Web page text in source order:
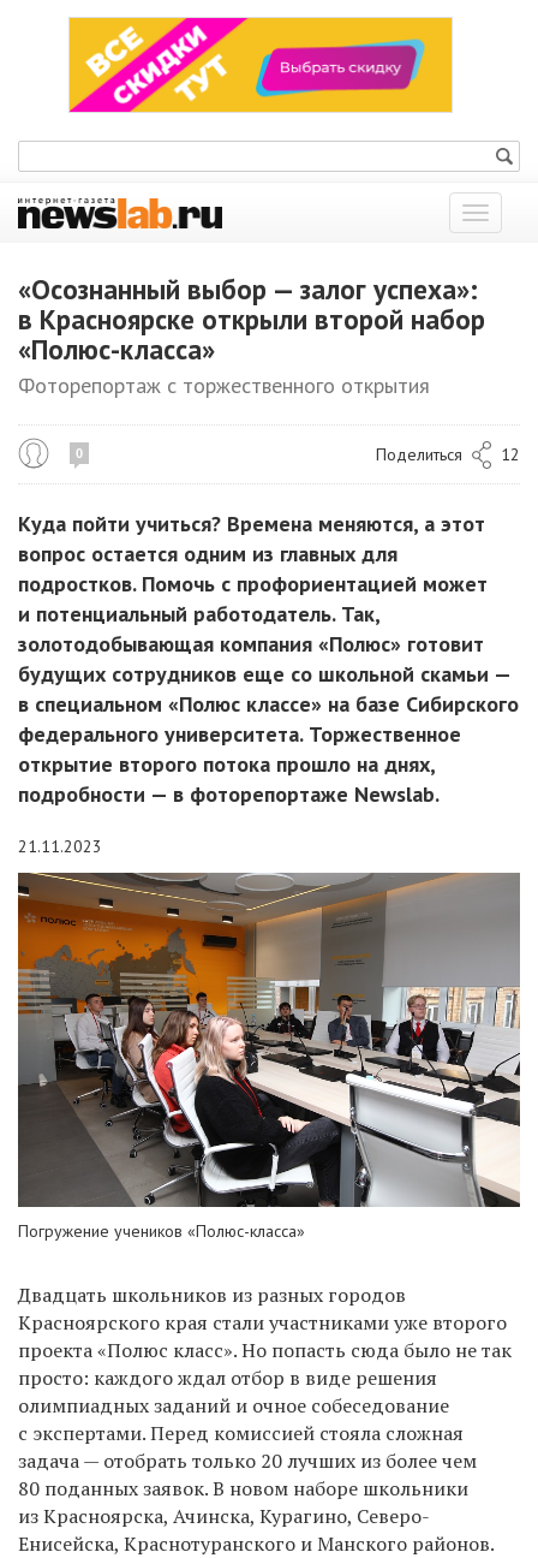
Показать
меню
«Осознанный выбор — залог успеха»:
в Красноярске открыли второй набор
«Полюс-класса»
Фоторепортаж с торжественного открытия
0 Поделиться 12
Куда пойти учиться? Времена меняются, а этот
вопрос остается одним из главных для
подростков. Помочь с профориентацией может
и потенциальный работодатель. Так,
золотодобывающая компания «Полюс» готовит
будущих сотрудников еще со школьной скамьи —
в специальном «Полюс классе» на базе Сибирского
федерального университета. Торжественное
открытие второго потока прошло на днях,
подробности — в фоторепортаже Newslab.
21.11.2023
Погружение учеников «Полюс-класса»
Двадцать школьников из разных городов
Красноярского края стали участниками уже второго
проекта «Полюс класс». Но попасть сюда было не так
просто: каждого ждал отбор в виде решения
олимпиадных заданий и очное собеседование
с экспертами. Перед комиссией стояла сложная
задача — отобрать только 20 лучших из более чем
80 поданных заявок. В новом наборе школьники
из Красноярска, Ачинска, Курагино, Северо-
Енисейска, Краснотуранского и Манского районов.